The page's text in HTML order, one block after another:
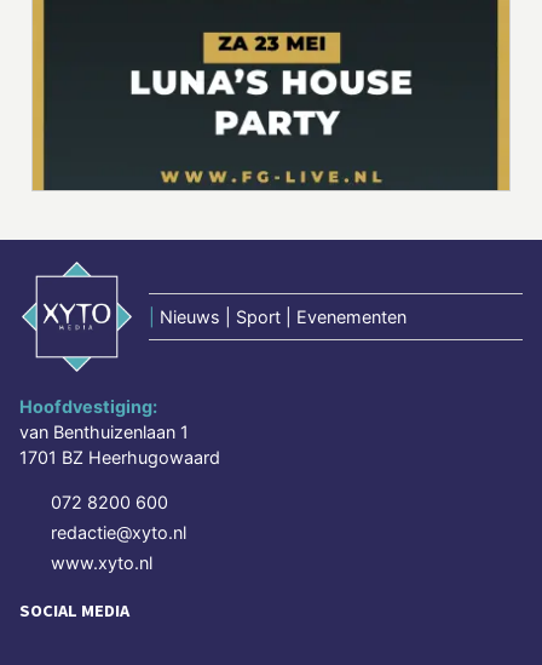
Nieuws | Sport | Evenementen
Hoofdvestiging:
van Benthuizenlaan 1
1701 BZ Heerhugowaard
072 8200 600
redactie@xyto.nl
www.xyto.nl
SOCIAL MEDIA